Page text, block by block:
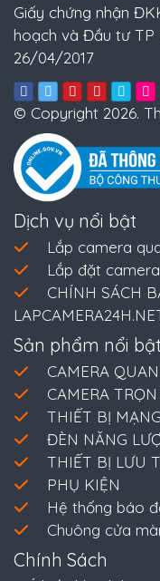
Giấy chứng nhận
hoạch và Đầu tư TP
26/04/2017
© Copyright 2026.
Dịch vụ nổi bật
Lắp camera
Lắp đặt
CHÍNH SÁCH
Sản phẩm nổi bật
CAMERA
CAMERA
THIẾT BỊ MẠNG
ĐÈN NĂNG
THIẾT BỊ LƯU
PHỤ KIỆN
Hệ thống báo
Chuông cửa
Chính Sách